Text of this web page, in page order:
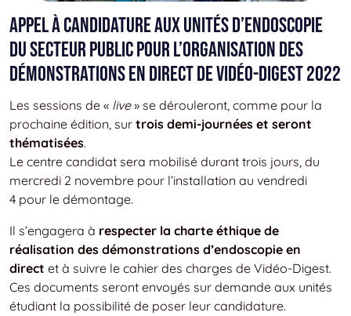
Appel à candidature aux unités d’endoscopie
du secteur public pour l’organisation des
démonstrations en direct de Vidéo-Digest 2022
Les sessions de « live» se dérouleront, comme pour la
prochaine édition, sur trois demi-journées et seront
thématisées.
Le centre candidat sera mobilisé durant trois jours, du
mercredi 2 novembre pour l’installation au vendredi
4 pour le démontage.
Il s’engagera à respecter la charte éthique de
réalisation des démonstrations d’endoscopie en
direct et à suivre le cahier des charges de Vidéo-Digest.
Ces documents seront envoyés sur demande aux unités
étudiant la possibilité de poser leur candidature.